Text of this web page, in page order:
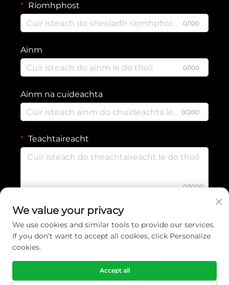
Ríomhphost
0/100
Ainm
0/100
Ainm na cuideachta
0/200
Teachtaireacht
0/1000
SEOL
Cóipcheart © 2026 Yiwu Wennuan Clothing Co., Ltd. Ltd. Gach ceart
agus gach údarás sásta. -Beartas Príobháideachta
We value your privacy
We use cookies and similar tools to provide our services.
If you don't want to accept all cookies, click Personalize
cookies.
Accept all